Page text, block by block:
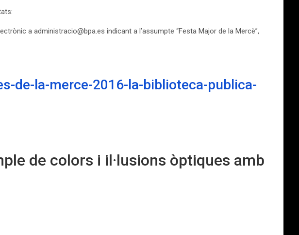
a administracio@bpa.es indicant a l’assumpte “Festa Major de la Mercè”,
de-la-merce-2016-la-biblioteca-publica-
de colors i il·lusions òptiques amb